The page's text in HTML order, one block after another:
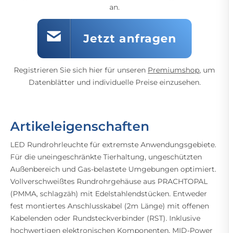
an.
Jetzt anfragen
Registrieren Sie sich hier für unseren Premiumshop, um
Datenblätter und individuelle Preise einzusehen.
Artikeleigenschaften
LED Rundrohrleuchte für extremste Anwendungsgebiete.
Für die uneingeschränkte Tierhaltung, ungeschützten
Außenbereich und Gas-belastete Umgebungen optimiert.
Vollverschweißtes Rundrohrgehäuse aus PRACHTOPAL
(PMMA, schlagzäh) mit Edelstahlendstücken. Entweder
fest montiertes Anschlusskabel (2m Länge) mit offenen
Kabelenden oder Rundsteckverbinder (RST). Inklusive
hochwertigen elektronischen Komponenten, MID-Power